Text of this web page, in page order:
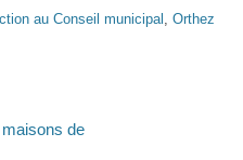
au Conseil municipal Orthez
de